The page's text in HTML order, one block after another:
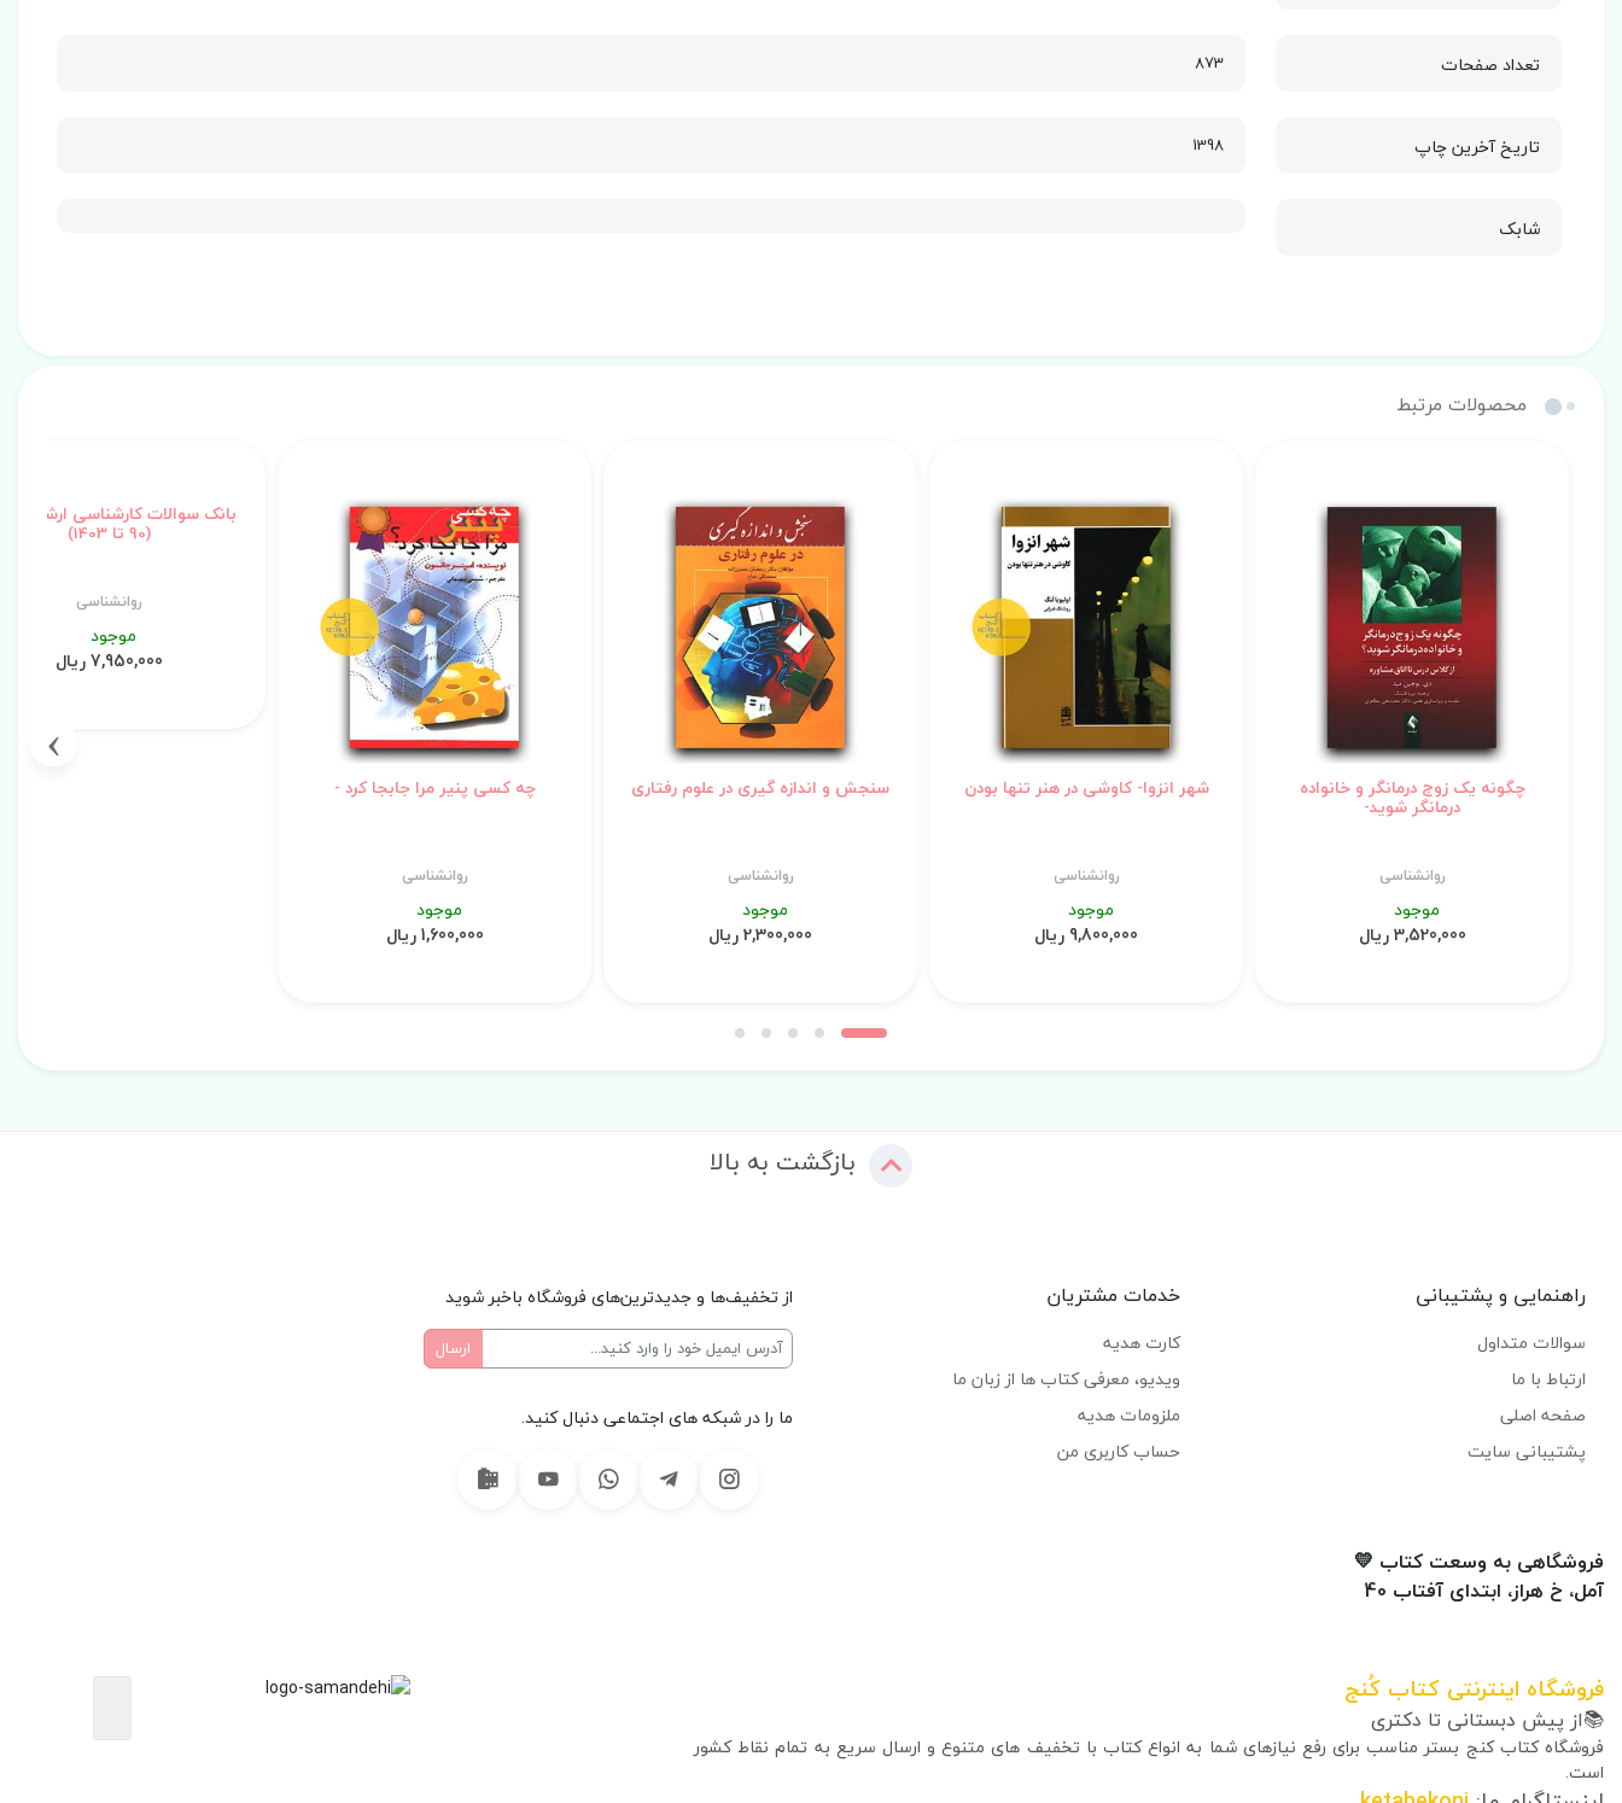
تعداد صفحات 873
تاریخ آخرین چاپ 1398
شابک
محصولات مرتبط
چگونه یک زوج درمانگر و خانواده
درمانگر شوید-
روانشناسی
موجود
3,520,000 ریال
شهر انزوا- کاوشی در هنر تنها بودن
روانشناسی
موجود
9,800,000 ریال
سنجش و اندازه گیری در علوم رفتاری
روانشناسی
موجود
2,300,000 ریال
چه کسی پنیر مرا جابجا کرد -
روانشناسی
موجود
1,600,000 ریال
بانک سوالات کارشناسی ارشد
(90 تا 1403)
روانشناسی
موجود
7,950,000 ریال
›
بازگشت به بالا
راهنمایی و پشتیبانی
سوالات متداول
ارتباط با ما
صفحه اصلی
پشتیبانی سایت
خدمات مشتریان
کارت هدیه
ویدیو، معرفی کتاب ها از زبان ما
ملزومات هدیه
حساب کاربری من
از تخفیف‌ها و جدیدترین‌های فروشگاه باخبر شوید
ما را در شبکه های اجتماعی دنبال کنید.
فروشگاهی به وسعت کتاب 💛
آمل، خ هراز، ابتدای آفتاب 40
فروشگاه اینترنتی کتاب کُنج
📚از پیش دبستانی تا دکتری
فروشگاه کتاب کنج بستر مناسب برای رفع نیازهای شما به انواع کتاب با تخفیف های متنوع و ارسال سریع به تمام نقاط کشور
است.